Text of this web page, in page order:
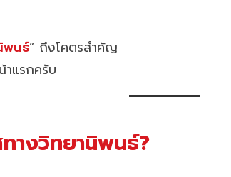
พนธ์” ถึงโคตรสำคัญ
าแรกครับ
างวิทยานิพนธ์?